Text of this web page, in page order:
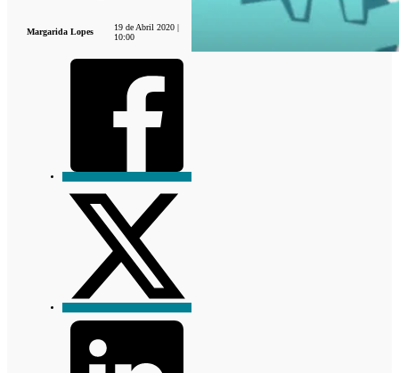
Margarida Lopes
19 de Abril 2020 |
10:00